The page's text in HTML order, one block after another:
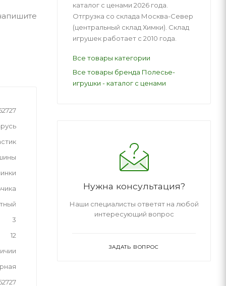
3
12
каталог с ценами 2026 года.
Отгрузка со склада Москва-Север
(центральный склад Химки). Склад
игрушек работает с 2010 года.
Все товары категории
Все товары бренда Полесье-
игрушки - каталог с ценами
Нужна консультация?
Наши специалисты ответят на любой
интересующий вопрос
ЗАДАТЬ ВОПРОС